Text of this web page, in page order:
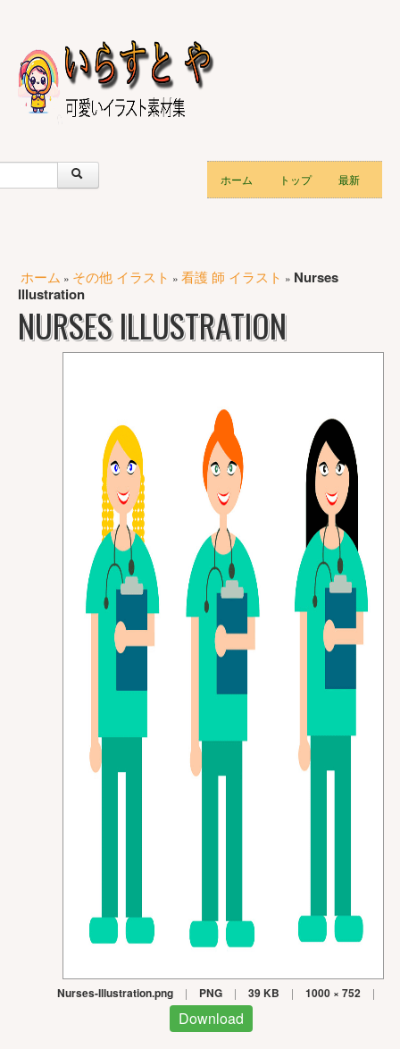
ホーム トップ 最新
ホーム » その他 イラスト » 看護 師 イラスト » Nurses
Illustration
NURSES ILLUSTRATION
Nurses-Illustration.png | PNG | 39 KB | 1000 × 752 |
Download